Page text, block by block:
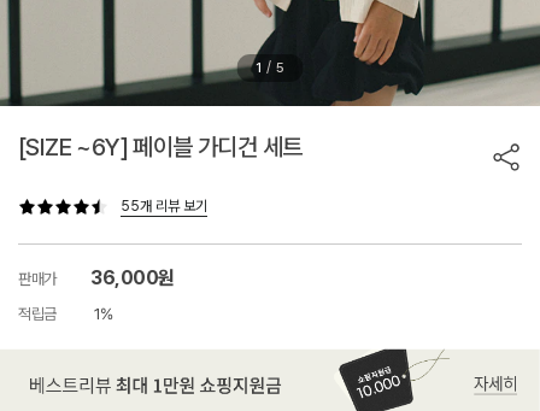
1 / 5
[SIZE ~6Y] 페이블 가디건 세트
55개 리뷰 보기
판매가 36,000원
적립금 1%